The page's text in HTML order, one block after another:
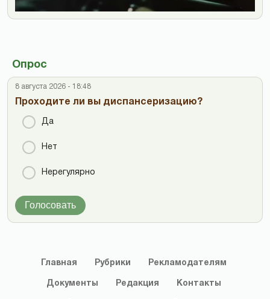
Опрос
8 августа 2026 - 18:48
Проходите ли вы диспансеризацию?
Да
Нет
Нерегулярно
Голосовать
Главная Рубрики Рекламодателям
Документы Редакция Контакты